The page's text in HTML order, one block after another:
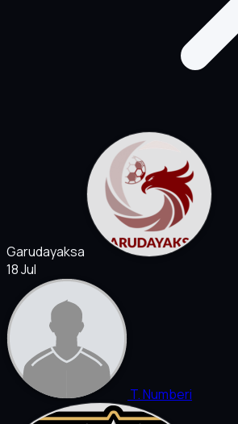
Garudayaksa
18 Jul
T. Numberi